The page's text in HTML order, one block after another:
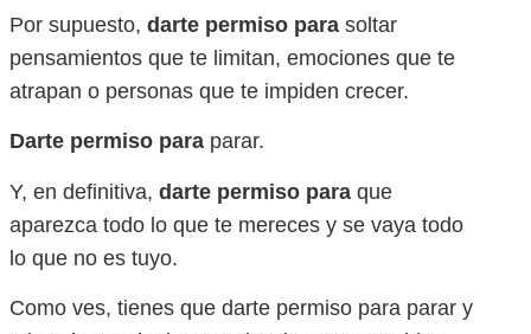
Por supuesto, darte permiso para soltar
pensamientos que te limitan, emociones que te
atrapan o personas que te impiden crecer.
Darte permiso para parar.
Y, en definitiva, darte permiso para que
aparezca todo lo que te mereces y se vaya todo
lo que no es tuyo.
Como ves, tienes que darte permiso para parar y